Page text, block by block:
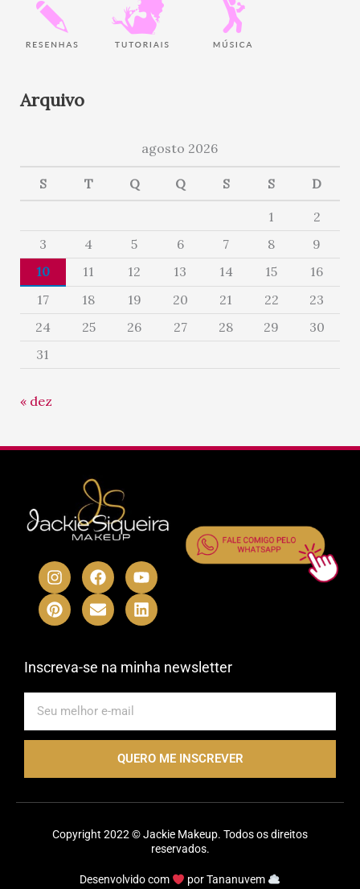
Arquivo
agosto 2026
S T Q Q S S D
1
2
3
4 5 6 7 8
9
10
11 12 13 14 15
16
17
18 19 20 21 22
23
24
25 26 27 28 29
30
31
« dez
I
n
s
t
a
r
m
F
a
c
e
b
o
Y
o
u
t
u
e
P
i
n
t
e
e
t
E
n
v
e
l
p
L
i
n
k
e
i
Inscreva-se na minha newsletter
QUERO ME INSCREVER
Copyright 2022 © Jackie Makeup. Todos os direitos
reservados.
Desenvolvido com porTananuvem